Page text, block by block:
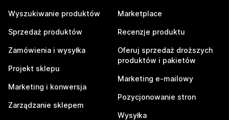
Wyszukiwanie produktów
Sprzedaż produktów
Zamówienia i wysyłka
Projekt sklepu
Marketing i konwersja
Zarządzanie sklepem
Marketplace
Recenzje produktu
Oferuj sprzedaż droższych
produktów i pakietów
Marketing e-mailowy
Pozycjonowanie stron
Wysyłka